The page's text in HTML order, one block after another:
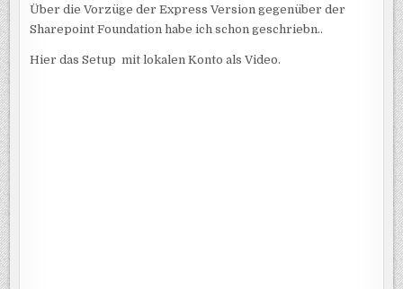
INSTALLATION
Über die Vorzüge der Express Version gegenüber der
Sharepoint Foundation habe ich schon geschriebn..
Hier das Setup mit lokalen Konto als Video.